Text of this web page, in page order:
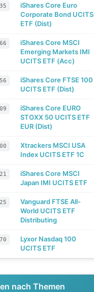
iShares Core Euro
Corporate Bond UCITS
ETF (Dist)
iShares Core MSCI
Emerging Markets IMI
UCITS ETF (Acc)
iShares Core FTSE 100
UCITS ETF (Dist)
iShares Core EURO
STOXX 50 UCITS ETF
EUR (Dist)
Xtrackers MSCI USA
Index UCITS ETF 1C
iShares Core MSCI
Japan IMI UCITS ETF
Vanguard FTSE All-
World UCITS ETF
Distributing
Lyxor Nasdaq 100
UCITS ETF
nach Themen